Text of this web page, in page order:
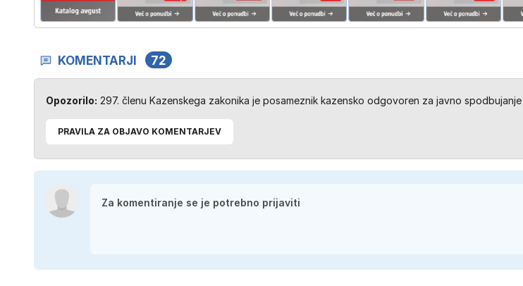
KOMENTARJI 72
Opozorilo: 297. členu Kazenskega zakonika je posameznik kazensko odgovoren za javno
PRAVILA ZA OBJAVO KOMENTARJEV